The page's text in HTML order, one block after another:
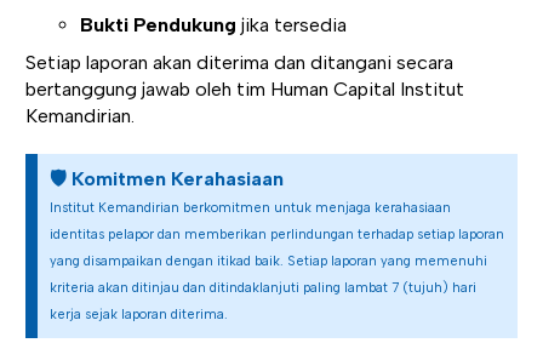
Bukti Pendukung jika tersedia
Setiap laporan akan diterima dan ditangani secara
bertanggung jawab oleh tim Human Capital Institut
Kemandirian.
🛡️ Komitmen Kerahasiaan
Institut Kemandirian berkomitmen untuk menjaga kerahasiaan
identitas pelapor dan memberikan perlindungan terhadap setiap laporan
yang disampaikan dengan itikad baik. Setiap laporan yang memenuhi
kriteria akan ditinjau dan ditindaklanjuti paling lambat 7 (tujuh) hari
kerja sejak laporan diterima.